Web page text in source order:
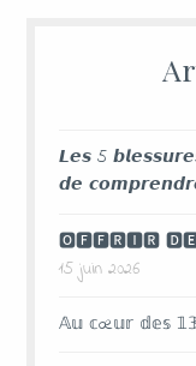
𝙇𝙚𝙨 5
𝙙𝙚
🅾🅵🅵🆁🅸🆁
15 juin 2026
𝔸𝕦 𝕔œ𝕦𝕣 𝕕𝕖𝕤